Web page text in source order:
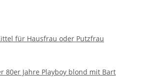
für Hausfrau oder Putzfrau